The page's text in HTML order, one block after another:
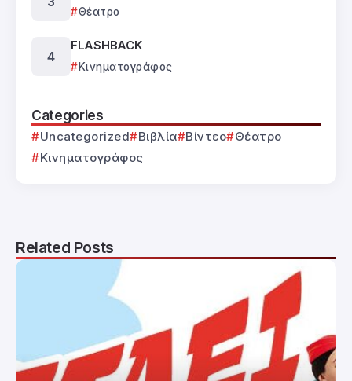
Θέατρο
FLASHBACK
Κινηματογράφος
Categories
Uncategorized Βιβλία Βίντεο
Θέατρο
Κινηματογράφος
Related Posts